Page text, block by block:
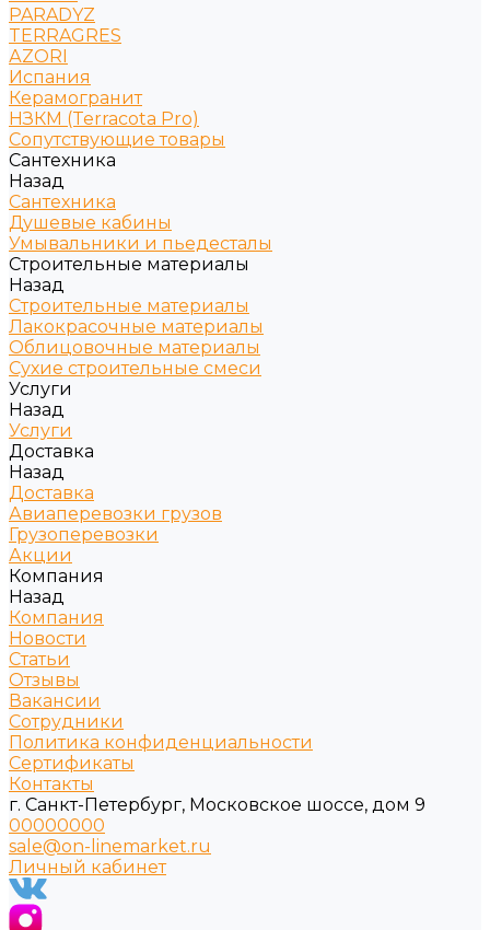
PARADYZ
TERRAGRES
АZORI
Испания
Керамогранит
НЗКМ (Terracota Pro)
Сопутствующие товары
Сантехника
Назад
Сантехника
Душевые кабины
Умывальники и пьедесталы
Строительные материалы
Назад
Строительные материалы
Лакокрасочные материалы
Облицовочные материалы
Сухие строительные смеси
Услуги
Назад
Услуги
Доставка
Назад
Доставка
Авиаперевозки грузов
Грузоперевозки
Акции
Компания
Назад
Компания
Новости
Статьи
Отзывы
Вакансии
Сотрудники
Политика конфиденциальности
Сертификаты
Контакты
г. Санкт-Петербург, Московское шоссе, дом 9
00000000
sale@on-linemarket.ru
Личный кабинет